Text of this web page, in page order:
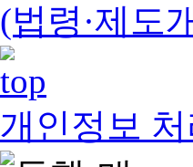
(법령·제도
개인정보